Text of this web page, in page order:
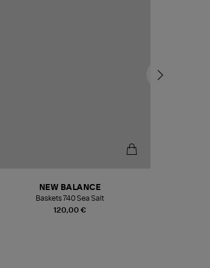
120,00 €
NEW BALANCE
Baskets 740 Sea Salt